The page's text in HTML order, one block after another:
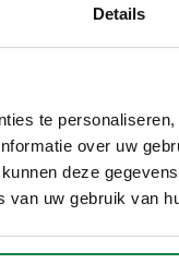
Details
te
over uw
deze
van uw gebruik van